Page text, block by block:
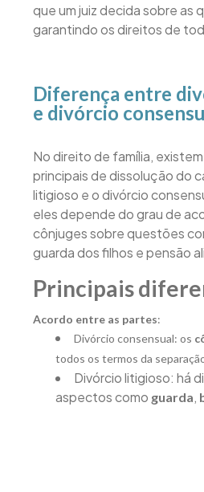
que um juiz decida sobre
garantindo os direitos de
Diferença entre
e divórcio
No direito de família,
principais de dissolução do
litigioso e o divórcio
eles depende do grau de
cônjuges sobre questões
guarda dos filhos e pensão
Principais
Acordo entre as partes:
Divórcio consensual: os
todos os termos da
Divórcio litigioso: há
aspectos como guarda,